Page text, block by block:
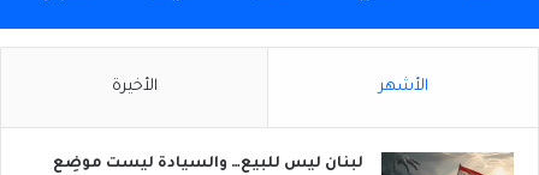
الأشهر الأخيرة
لبنان ليس للبيع… والسيادة ليست موضِع